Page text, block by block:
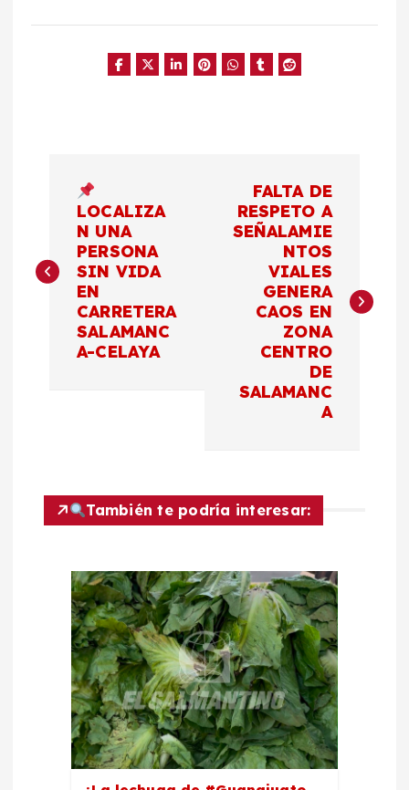
v
ó
LOCALIZA
N UNA
PERSONA
SIN VIDA
EN
CARRETERA
SALAMANC
A-CELAYA
FALTA DE
RESPETO A
SEÑALAMIE
NTOS
VIALES
GENERA
CAOS EN
ZONA
CENTRO
DE
SALAMANC
A
También te podría interesar: